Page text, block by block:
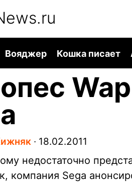
Вояджер Кошка писает
∙ 18.02.2011
недостаточно
компания Sega